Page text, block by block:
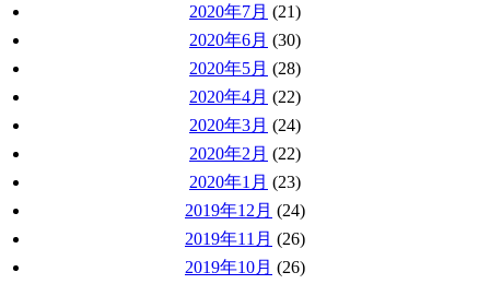
2020年7月 (21)
2020年6月 (30)
2020年5月 (28)
2020年4月 (22)
2020年3月 (24)
2020年2月 (22)
2020年1月 (23)
2019年12月 (24)
2019年11月 (26)
2019年10月 (26)